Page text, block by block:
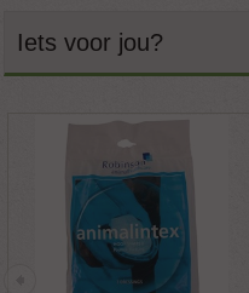
Iets voor jou?